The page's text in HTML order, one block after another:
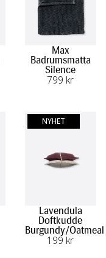
Max
Badrumsmatta
Silence
799 kr
Lavendula
Doftkudde
Burgundy/Oatmeal
199 kr
NYHET